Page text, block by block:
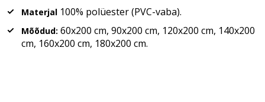
Materjal 100% polüester (PVC-vaba).
Mõõdud: 60x200 cm, 90x200 cm, 120x200 cm, 140x200
cm, 160x200 cm, 180x200 cm.